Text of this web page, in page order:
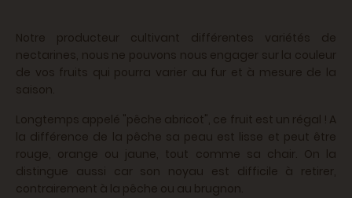
Notre producteur cultivant différentes variétés de
nectarines, nous ne pouvons nous engager sur la couleur
de vos fruits qui pourra varier au fur et à mesure de la
saison.
Longtemps appelé "pêche abricot", ce fruit est un régal ! A
la différence de la pêche sa peau est lisse et peut être
rouge, orange ou jaune, tout comme sa chair. On la
distingue aussi car son noyau est difficile à retirer,
contrairement à la pêche ou au brugnon.